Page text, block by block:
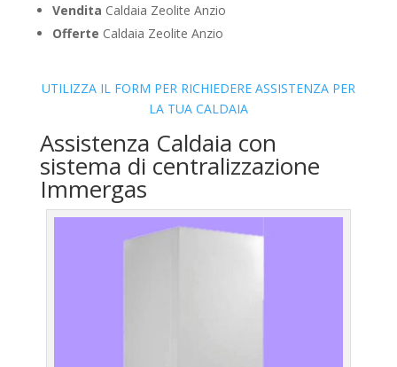
Vendita Caldaia Zeolite Anzio
Offerte Caldaia Zeolite Anzio
UTILIZZA IL FORM PER RICHIEDERE ASSISTENZA PER
LA TUA CALDAIA
Assistenza Caldaia con
sistema di centralizzazione
Immergas